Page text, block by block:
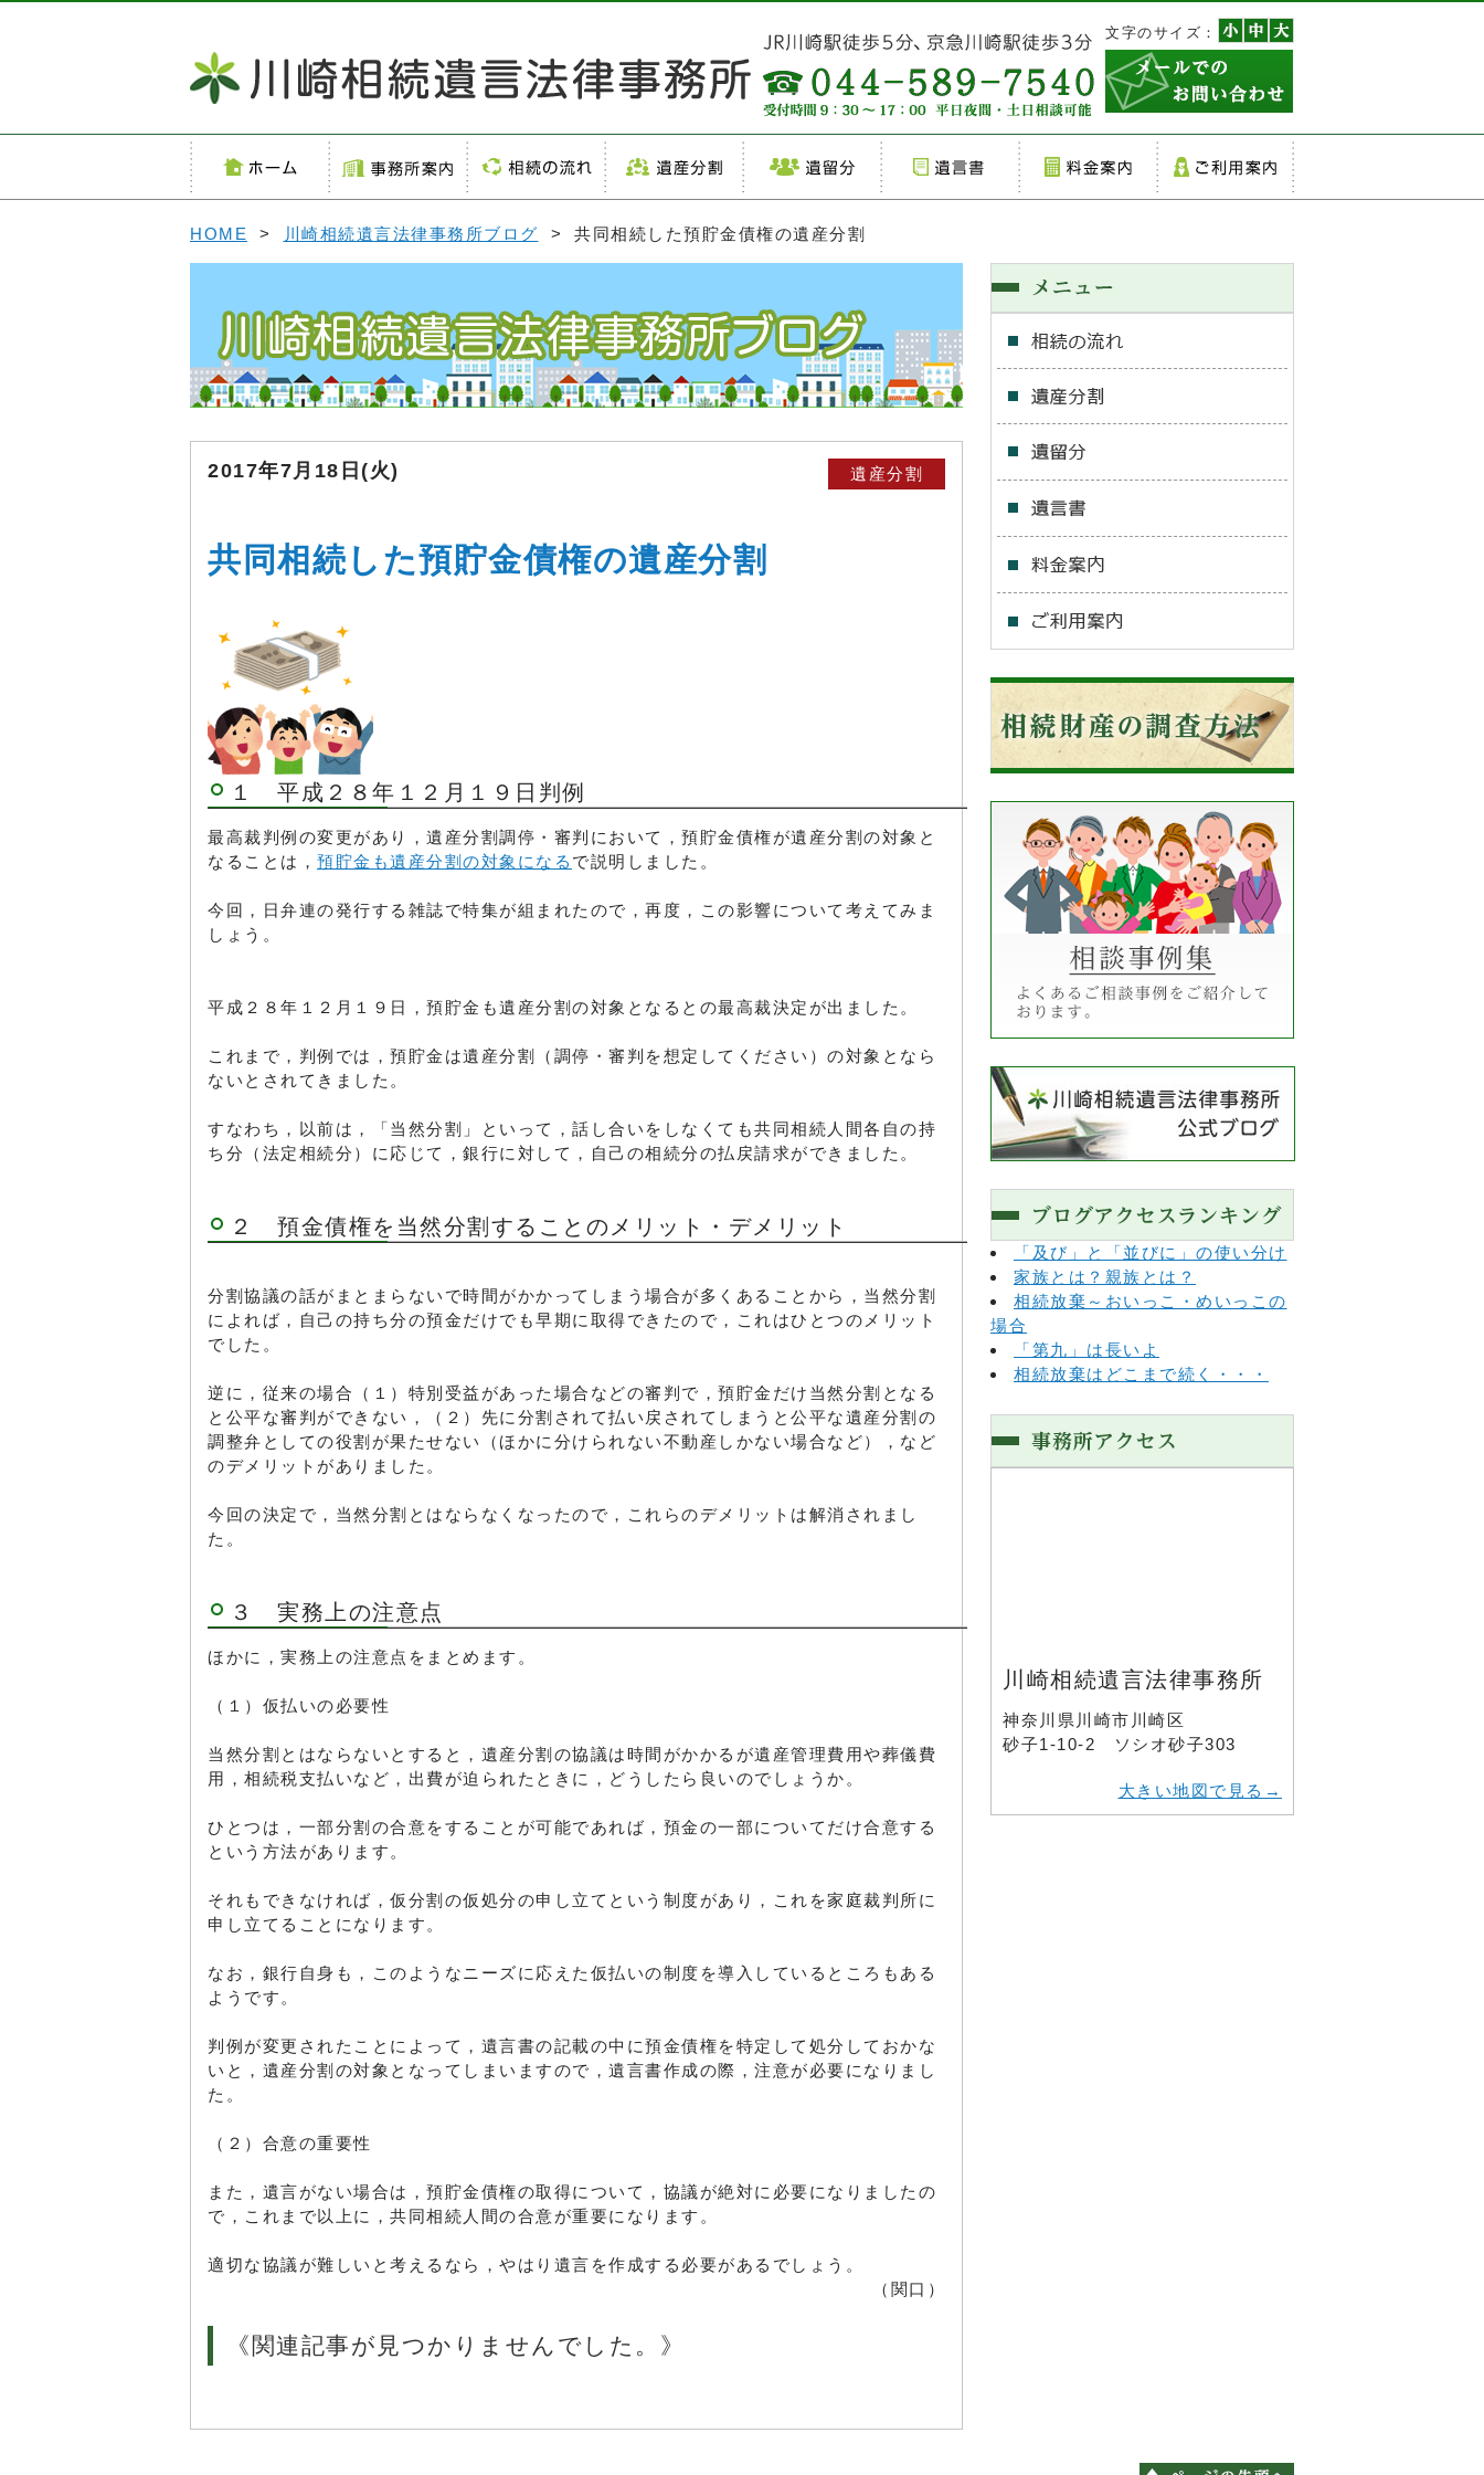
文字のサイズ：
HOME > 川崎相続遺言法律事務所ブログ > 共同相続した預貯金債権の遺産分割
2017年7月18日(火) 遺産分割
共同相続した預貯金債権の遺産分割
１ 平成２８年１２月１９日判例
最高裁判例の変更があり，遺産分割調停・審判において，預貯金債権が遺産分割の対象と
なることは， 預貯金も遺産分割の対象になる で説明しました。
今回，日弁連の発行する雑誌で特集が組まれたので，再度，この影響について考えてみま
しょう。
平成２８年１２月１９日，預貯金も遺産分割の対象となるとの最高裁決定が出ました。
これまで，判例では，預貯金は遺産分割（調停・審判を想定してください）の対象となら
ないとされてきました。
すなわち，以前は，「当然分割」といって，話し合いをしなくても共同相続人間各自の持
ち分（法定相続分）に応じて，銀行に対して，自己の相続分の払戻請求ができました。
２ 預金債権を当然分割することのメリット・デメリット
分割協議の話がまとまらないで時間がかかってしまう場合が多くあることから，当然分割
によれば，自己の持ち分の預金だけでも早期に取得できたので，これはひとつのメリット
でした。
逆に，従来の場合（１）特別受益があった場合などの審判で，預貯金だけ当然分割となる
と公平な審判ができない，（２）先に分割されて払い戻されてしまうと公平な遺産分割の
調整弁としての役割が果たせない（ほかに分けられない不動産しかない場合など），など
のデメリットがありました。
今回の決定で，当然分割とはならなくなったので，これらのデメリットは解消されまし
た。
３ 実務上の注意点
ほかに，実務上の注意点をまとめます。
（１）仮払いの必要性
当然分割とはならないとすると，遺産分割の協議は時間がかかるが遺産管理費用や葬儀費
用，相続税支払いなど，出費が迫られたときに，どうしたら良いのでしょうか。
ひとつは，一部分割の合意をすることが可能であれば，預金の一部についてだけ合意する
という方法があります。
それもできなければ，仮分割の仮処分の申し立てという制度があり，これを家庭裁判所に
申し立てることになります。
なお，銀行自身も，このようなニーズに応えた仮払いの制度を導入しているところもある
ようです。
判例が変更されたことによって，遺言書の記載の中に預金債権を特定して処分しておかな
いと，遺産分割の対象となってしまいますので，遺言書作成の際，注意が必要になりまし
た。
（２）合意の重要性
また，遺言がない場合は，預貯金債権の取得について，協議が絶対に必要になりましたの
で，これまで以上に，共同相続人間の合意が重要になります。
適切な協議が難しいと考えるなら，やはり遺言を作成する必要があるでしょう。
（関口）
《関連記事が見つかりませんでした。》
「及び」と「並びに」の使い分け
家族とは？親族とは？
相続放棄～おいっこ・めいっこの
場合
「第九」は長いよ
相続放棄はどこまで続く・・・
川崎相続遺言法律事務所
神奈川県川崎市川崎区
砂子1-10-2 ソシオ砂子303
大きい地図で見る→